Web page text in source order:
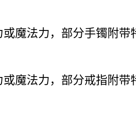
魔法力，部分手镯附带
魔法力，部分戒指附带